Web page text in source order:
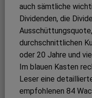
auch sämtliche
Dividenden, die
durchschnittlichen
oder 20 Jahre und
Im blauen Kasten
Leser eine
empfohlenen 84